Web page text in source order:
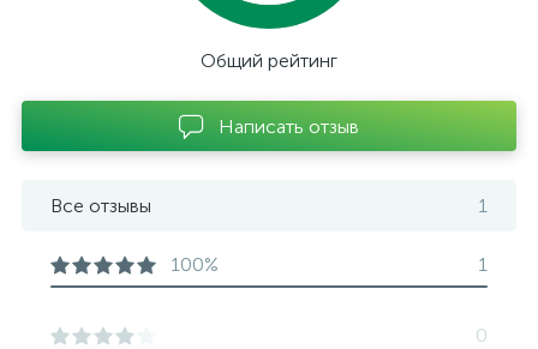
Общий рейтинг
Написать отзыв
Все отзывы 1
100% 1
0